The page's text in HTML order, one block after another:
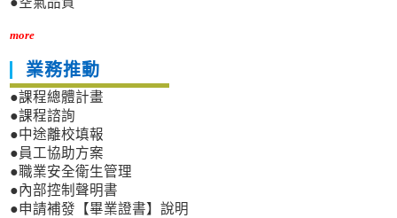
more
業務推動
●課程總體計畫
●課程諮詢
●中途離校填報
●員工協助方案
●職業安全衛生管理
●內部控制聲明書
●申請補發【畢業證書】說明